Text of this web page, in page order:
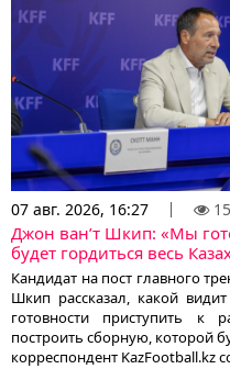
07 авг. 2026, 16:27
Джон ван’т Шкип: «Мы
будет гордиться весь
Кандидат на пост главного
Шкип рассказал, какой
готовности приступить к
построить сборную, которой
корреспондент KazFootball.kz